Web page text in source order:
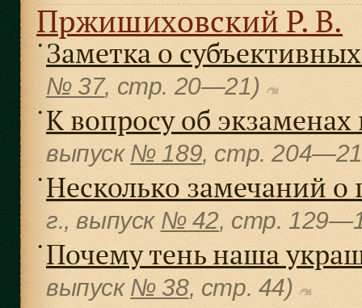
Пржишиховский Р. В.
● Заметка о
№ 37, cтр. 20—21)
● К вопросу об
выпуск № 189, cтр.
● Несколько замечаний
г., выпуск № 42, cтр.
● Почему тень наша
выпуск № 38, cтр. 44)